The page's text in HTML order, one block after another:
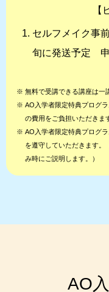
【
セルフメイク事
旬に発送予定 申
※ 無料で受講できる講座は一
※ AO入学者限定特典プログ
の費用をご負担いただきま
※ AO入学者限定特典プログ
を遵守していただきます。
み時にご説明します。）
AO